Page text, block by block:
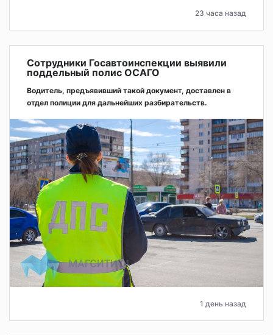
23 часа назад
Сотрудники Госавтоинспекции выявили
поддельный полис ОСАГО
Водитель, предъявивший такой документ, доставлен в
отдел полиции для дальнейших разбирательств.
1 день назад